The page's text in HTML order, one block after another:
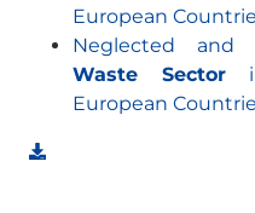
European
Neglected and
Waste Sector
European